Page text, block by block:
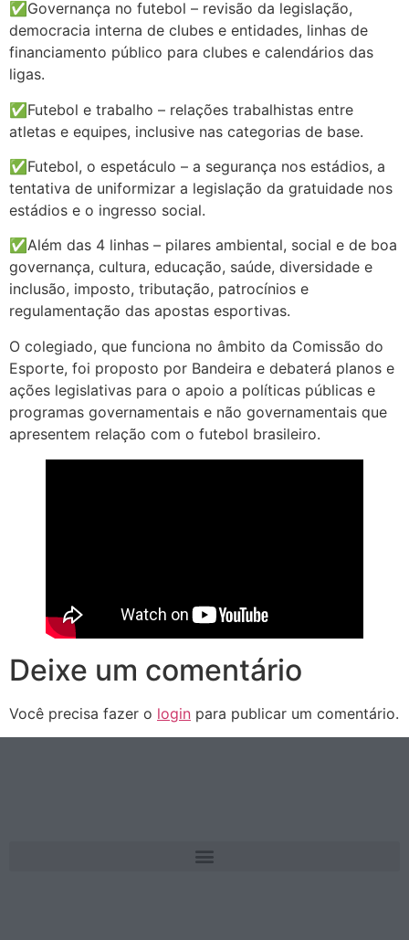
✅Governança no futebol – revisão da legislação,
democracia interna de clubes e entidades, linhas de
financiamento público para clubes e calendários das
ligas.
✅Futebol e trabalho – relações trabalhistas entre
atletas e equipes, inclusive nas categorias de base.
✅Futebol, o espetáculo – a segurança nos estádios, a
tentativa de uniformizar a legislação da gratuidade nos
estádios e o ingresso social.
✅Além das 4 linhas – pilares ambiental, social e de boa
governança, cultura, educação, saúde, diversidade e
inclusão, imposto, tributação, patrocínios e
regulamentação das apostas esportivas.
O colegiado, que funciona no âmbito da Comissão do
Esporte, foi proposto por Bandeira e debaterá planos e
ações legislativas para o apoio a políticas públicas e
programas governamentais e não governamentais que
apresentem relação com o futebol brasileiro.
Deixe um comentário
Você precisa fazer o login para publicar um comentário.